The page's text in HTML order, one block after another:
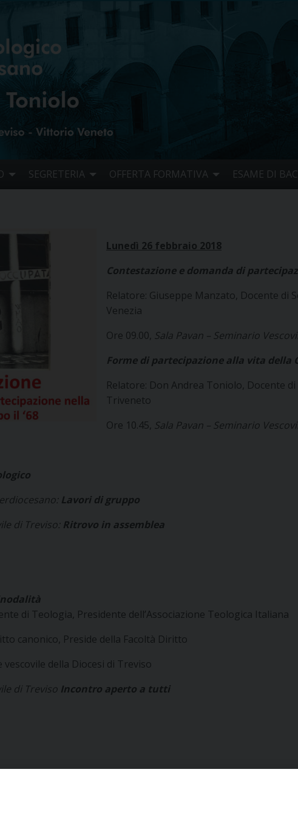
SEGRETERIA OFFERTA FORMATIVA ESAME DI
Lunedì 26 febbraio 2018
Contestazione e domanda di
Relatore: Giuseppe Manzato, Docente di
Venezia
Ore 09.00, Sala Pavan – Seminario
Forme di partecipazione alla vita della
Relatore: Don Andrea Toniolo, Docente
Triveneto
Ore 10.45, Sala Pavan – Seminario
Lavori di gruppo
di Treviso: Ritrovo in assemblea
di Teologia, Presidente dell’Associazione Teologica Italiana
canonico, Preside della Facoltà Diritto
vescovile della Diocesi di Treviso
di Treviso Incontro aperto a tutti